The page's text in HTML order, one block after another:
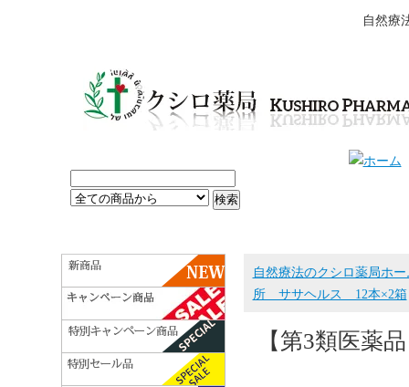
自然療
自然療法のクシロ薬局ホー
所 ササヘルス 12本×2箱
【第3類医